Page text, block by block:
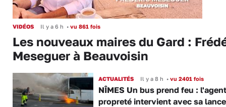
VIDÉOS Il y a 6 h • vu 861 fois
Les nouveaux maires du Gard :
Meseguer à Beauvoisin
ACTUALITÉS Il y a 8 h •vu 2401 fois
NÎMES Un bus prend feu :
propreté intervient avec sa lance